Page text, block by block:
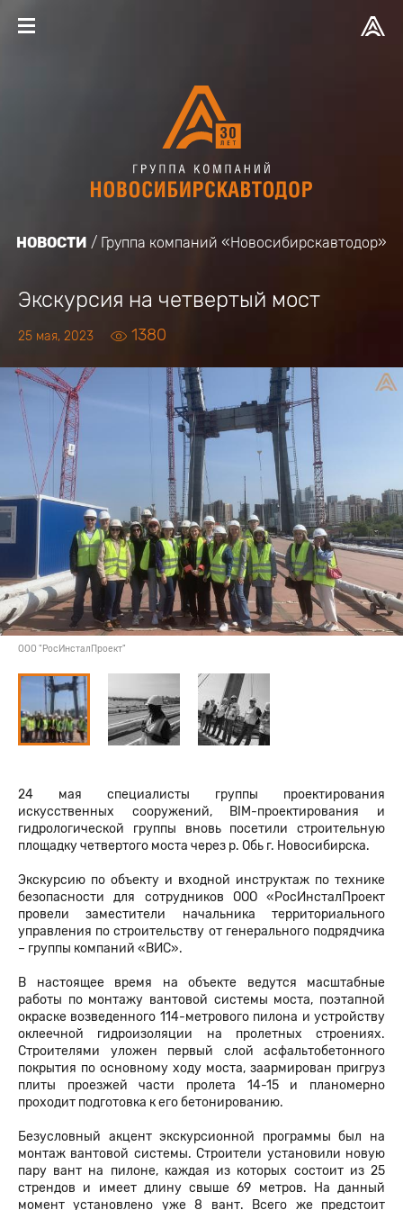
НОВОСТИ Группа компаний «Новосибирскавтодор»
Экскурсия на четвертый мост
25 мая, 2023 1380
ООО "РосИнсталПроект"
24 мая специалисты группы проектирования
искусственных сооружений, BIM-проектирования и
гидрологической группы вновь посетили строительную
площадку четвертого моста через р. Обь г. Новосибирска.
Экскурсию по объекту и входной инструктаж по технике
безопасности для сотрудников ООО «РосИнсталПроект
провели заместители начальника территориального
управления по строительству от генерального подрядчика
– группы компаний «ВИС».
В настоящее время на объекте ведутся масштабные
работы по монтажу вантовой системы моста, поэтапной
окраске возведенного 114-метрового пилона и устройству
оклеечной гидроизоляции на пролетных строениях.
Строителями уложен первый слой асфальтобетонного
покрытия по основному ходу моста, заармирован пригруз
плиты проезжей части пролета 14-15 и планомерно
проходит подготовка к его бетонированию.
Безусловный акцент экскурсионной программы был на
монтаж вантовой системы. Строители установили новую
пару вант на пилоне, каждая из которых состоит из 25
стрендов и имеет длину свыше 69 метров. На данный
момент установлено уже 8 вант. Всего же предстоит